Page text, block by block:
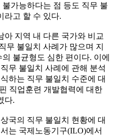
가능하다는 점 등도 직무 불
라고 할 수 있다.
아 지역 내 다른 국가와 비교
무 불일치 사례가 많으며 지
불균형도 심한 편이다. 이에
무 불일치 사례에 관해 분석
하는 직무 불일치 수준에 대
직업훈련 개발협력에 대한
다.
국의 직무 불일치 현황에 대
는 국제노동기구(ILO)에서